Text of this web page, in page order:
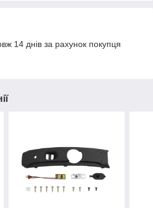
14 днів за рахунок покупця